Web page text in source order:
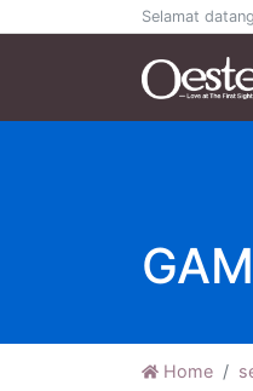
Selamat
Home